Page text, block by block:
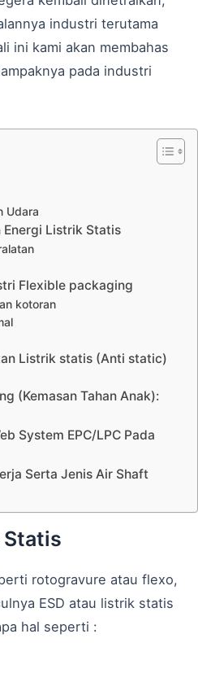
industri terutama
ini kami akan membahas
pada industri
Udara
Energi Listrik Statis
Flexible packaging
kotoran
Listrik statis (Anti static)
(Kemasan Tahan Anak):
System EPC/LPC Pada
Serta Jenis Air Shaft
rotogravure atau flexo,
ESD atau listrik statis
hal seperti :